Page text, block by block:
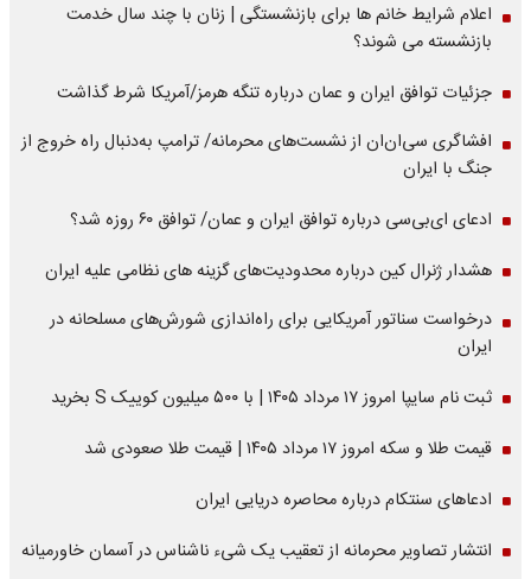
اعلام شرایط خانم ها برای بازنشستگی | زنان با چند سال خدمت
بازنشسته می شوند؟
جزئیات توافق ایران و عمان درباره تنگه هرمز/آمریکا شرط گذاشت
افشاگری سی‌ان‌ان از نشست‌های محرمانه/ ترامپ به‌دنبال راه خروج از
جنگ با ایران
ادعای ای‌بی‌سی درباره توافق ایران و عمان/ توافق ۶۰ روزه شد؟
هشدار ژنرال کین درباره محدودیت‌های گزینه های نظامی علیه ایران
درخواست سناتور آمریکایی برای راه‌اندازی شورش‌های مسلحانه در
ایران
ثبت نام سایپا امروز ۱۷ مرداد ۱۴۰۵ | با ۵۰۰ میلیون کوییک S بخرید
قیمت طلا و سکه امروز ۱۷ مرداد ۱۴۰۵ | قیمت طلا صعودی شد
ادعاهای سنتکام درباره محاصره دریایی ایران
انتشار تصاویر محرمانه از تعقیب یک شیء ناشناس در آسمان خاورمیانه